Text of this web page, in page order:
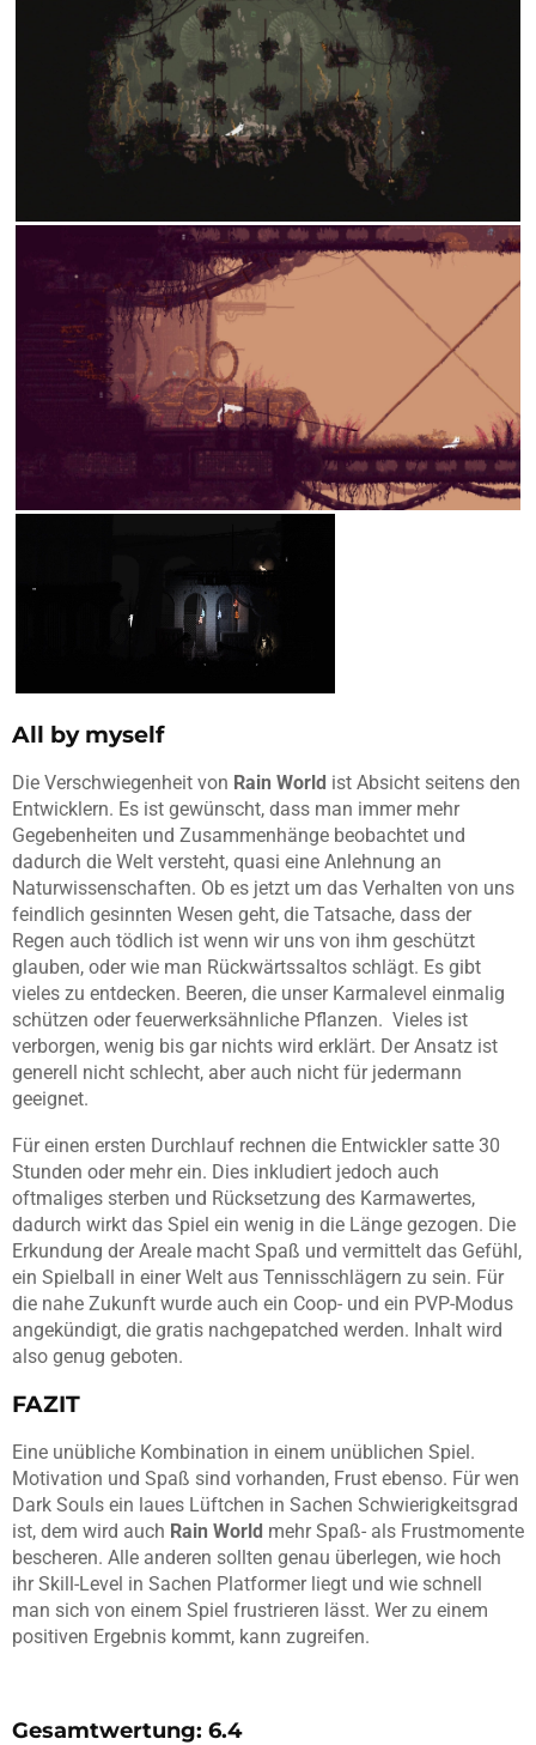
All by myself
Die Verschwiegenheit von Rain World ist Absicht seitens den
Entwicklern. Es ist gewünscht, dass man immer mehr
Gegebenheiten und Zusammenhänge beobachtet und
dadurch die Welt versteht, quasi eine Anlehnung an
Naturwissenschaften. Ob es jetzt um das Verhalten von uns
feindlich gesinnten Wesen geht, die Tatsache, dass der
Regen auch tödlich ist wenn wir uns von ihm geschützt
glauben, oder wie man Rückwärtssaltos schlägt. Es gibt
vieles zu entdecken. Beeren, die unser Karmalevel einmalig
schützen oder feuerwerksähnliche Pflanzen. Vieles ist
verborgen, wenig bis gar nichts wird erklärt. Der Ansatz ist
generell nicht schlecht, aber auch nicht für jedermann
geeignet.
Für einen ersten Durchlauf rechnen die Entwickler satte 30
Stunden oder mehr ein. Dies inkludiert jedoch auch
oftmaliges sterben und Rücksetzung des Karmawertes,
dadurch wirkt das Spiel ein wenig in die Länge gezogen. Die
Erkundung der Areale macht Spaß und vermittelt das Gefühl,
ein Spielball in einer Welt aus Tennisschlägern zu sein. Für
die nahe Zukunft wurde auch ein Coop- und ein PVP-Modus
angekündigt, die gratis nachgepatched werden. Inhalt wird
also genug geboten.
FAZIT
Eine unübliche Kombination in einem unüblichen Spiel.
Motivation und Spaß sind vorhanden, Frust ebenso. Für wen
Dark Souls ein laues Lüftchen in Sachen Schwierigkeitsgrad
ist, dem wird auch Rain World mehr Spaß- als Frustmomente
bescheren. Alle anderen sollten genau überlegen, wie hoch
ihr Skill-Level in Sachen Platformer liegt und wie schnell
man sich von einem Spiel frustrieren lässt. Wer zu einem
positiven Ergebnis kommt, kann zugreifen.
Gesamtwertung: 6.4